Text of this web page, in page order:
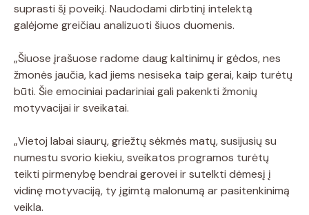
suprasti šį poveikį. Naudodami dirbtinį intelektą
galėjome greičiau analizuoti šiuos duomenis.
„Šiuose įrašuose radome daug kaltinimų ir gėdos, nes
žmonės jaučia, kad jiems nesiseka taip gerai, kaip turėtų
būti. Šie emociniai padariniai gali pakenkti žmonių
motyvacijai ir sveikatai.
„Vietoj labai siaurų, griežtų sėkmės matų, susijusių su
numestu svorio kiekiu, sveikatos programos turėtų
teikti pirmenybę bendrai gerovei ir sutelkti dėmesį į
vidinę motyvaciją, ty įgimtą malonumą ar pasitenkinimą
veikla.